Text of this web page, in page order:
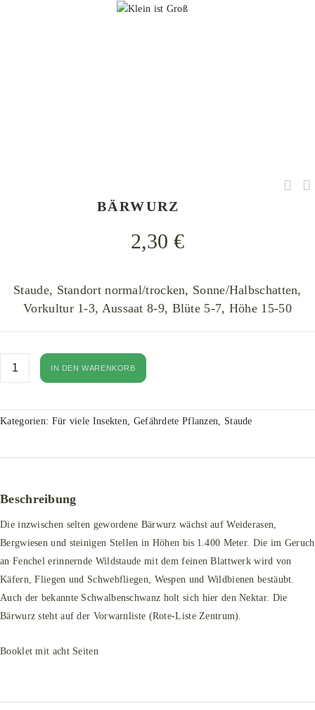
BÄRWURZ
2,30 €
Staude, Standort normal/trocken, Sonne/Halbschatten,
Vorkultur 1-3, Aussaat 8-9, Blüte 5-7, Höhe 15-50
IN DEN WARENKORB
Kategorien: Für viele Insekten, Gefährdete Pflanzen, Staude
Beschreibung
Die inzwischen selten gewordene Bärwurz wächst auf Weiderasen,
Bergwiesen und steinigen Stellen in Höhen bis 1.400 Meter. Die im Geruch
an Fenchel erinnernde Wildstaude mit dem feinen Blattwerk wird von
Käfern, Fliegen und Schwebfliegen, Wespen und Wildbienen bestäubt.
Auch der bekannte Schwalbenschwanz holt sich hier den Nektar. Die
Bärwurz steht auf der Vorwarnliste (Rote-Liste Zentrum).
Booklet mit acht Seiten